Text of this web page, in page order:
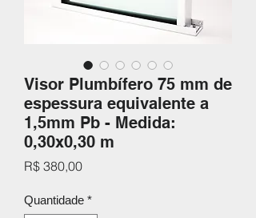
Visor Plumbífero 75 mm de
espessura equivalente a
1,5mm Pb - Medida:
0,30x0,30 m
R$ 380,00Preço
Quantidade *